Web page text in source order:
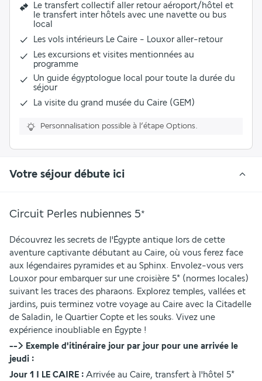
Le transfert collectif aller retour aéroport/hôtel et
le transfert inter hôtels avec une navette ou bus
local
Les vols intérieurs Le Caire - Louxoraller-retour
Les excursions et visites mentionnées au
programme
Un guide égyptologue local pour toute la durée du
séjour
La visite du grand musée du Caire (GEM)
Personnalisation possible à l’étape Options.
Votre séjour débute ici
Circuit Perles nubiennes 5*
Découvrez les secrets de l'Égypte antique lors de cette
aventure captivante débutant au Caire, où vous ferez face
aux légendaires pyramides et au Sphinx. Envolez-vous vers
Louxor pour embarquer sur une croisière 5* (normes locales)
suivant les traces des pharaons. Explorez temples, vallées et
jardins, puis terminez votre voyage au Caire avec la Citadelle
de Saladin, le Quartier Copte et les souks. Vivez une
expérience inoubliable en Égypte !
--> Exemple d'itinéraire jour par jour pour une arrivée le
jeudi :
Jour 1 I LE CAIRE : Arrivée au Caire, transfert à l'hôtel 5*